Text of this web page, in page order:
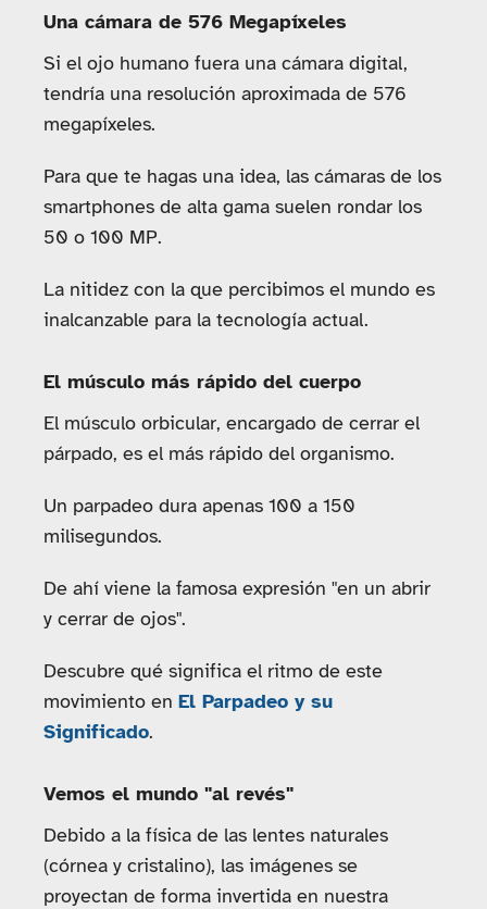
Una cámara de 576 Megapíxeles
Si el ojo humano fuera una cámara digital,
tendría una resolución aproximada de 576
megapíxeles.
Para que te hagas una idea, las cámaras de los
smartphones de alta gama suelen rondar los
50 o 100 MP.
La nitidez con la que percibimos el mundo es
inalcanzable para la tecnología actual.
El músculo más rápido del cuerpo
El músculo orbicular, encargado de cerrar el
párpado, es el más rápido del organismo.
Un parpadeo dura apenas 100 a 150
milisegundos.
De ahí viene la famosa expresión "en un abrir
y cerrar de ojos".
Descubre qué significa el ritmo de este
movimiento en El Parpadeo y su
Significado.
Vemos el mundo "al revés"
Debido a la física de las lentes naturales
(córnea y cristalino), las imágenes se
proyectan de forma invertida en nuestra